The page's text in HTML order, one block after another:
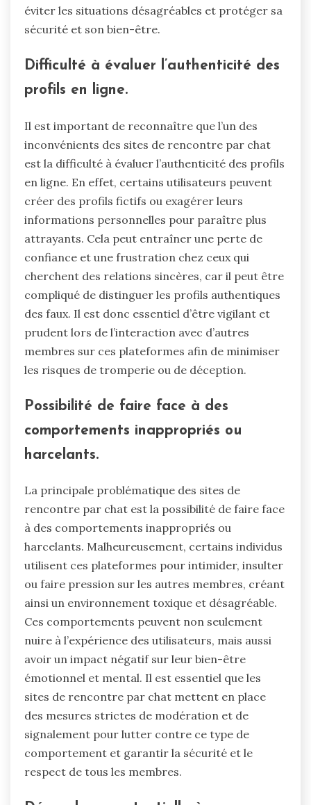
éviter les situations désagréables et protéger sa
sécurité et son bien-être.
Difficulté à évaluer l’authenticité des
profils en ligne.
Il est important de reconnaître que l’un des
inconvénients des sites de rencontre par chat
est la difficulté à évaluer l’authenticité des profils
en ligne. En effet, certains utilisateurs peuvent
créer des profils fictifs ou exagérer leurs
informations personnelles pour paraître plus
attrayants. Cela peut entraîner une perte de
confiance et une frustration chez ceux qui
cherchent des relations sincères, car il peut être
compliqué de distinguer les profils authentiques
des faux. Il est donc essentiel d’être vigilant et
prudent lors de l’interaction avec d’autres
membres sur ces plateformes afin de minimiser
les risques de tromperie ou de déception.
Possibilité de faire face à des
comportements inappropriés ou
harcelants.
La principale problématique des sites de
rencontre par chat est la possibilité de faire face
à des comportements inappropriés ou
harcelants. Malheureusement, certains individus
utilisent ces plateformes pour intimider, insulter
ou faire pression sur les autres membres, créant
ainsi un environnement toxique et désagréable.
Ces comportements peuvent non seulement
nuire à l’expérience des utilisateurs, mais aussi
avoir un impact négatif sur leur bien-être
émotionnel et mental. Il est essentiel que les
sites de rencontre par chat mettent en place
des mesures strictes de modération et de
signalement pour lutter contre ce type de
comportement et garantir la sécurité et le
respect de tous les membres.